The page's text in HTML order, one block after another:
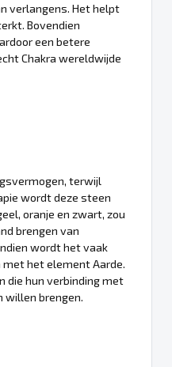
verlangens. Het helpt
Bovendien
een betere
Chakra wereldwijde
terwijl
wordt deze steen
oranje en zwart, zou
brengen van
wordt het vaak
het element Aarde.
die hun verbinding met
willen brengen.